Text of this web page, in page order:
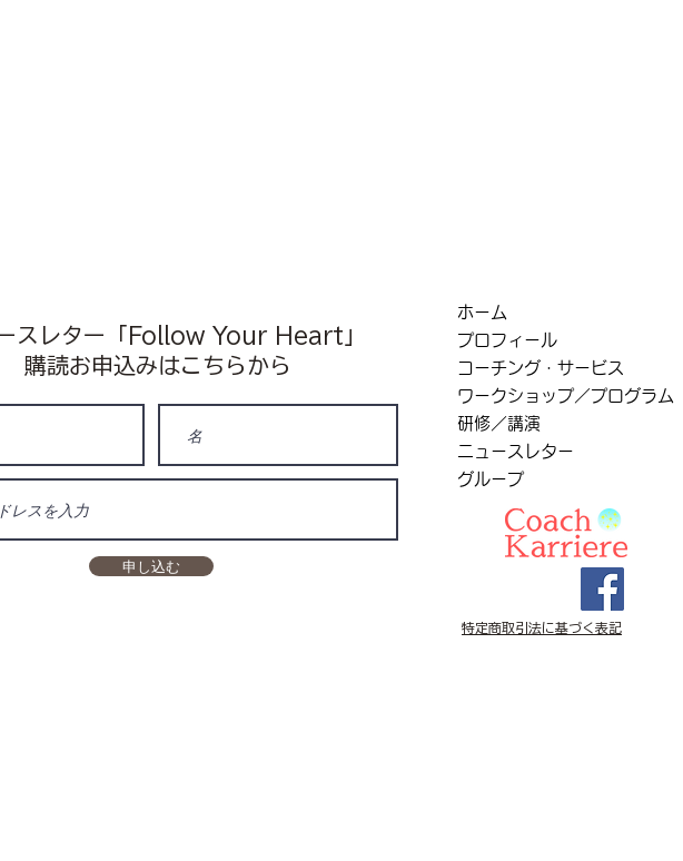
スレター「Follow Your Heart」
​購読お申込みはこちらから
申し込む
ホーム
プロフィール
コーチング・サービス
ワークショップ／プログラム
研修／講演
ニュースレター
グループ
特定商取引法に基づく表記